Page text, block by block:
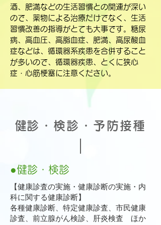
酒、肥満などの生活習慣との関連が深い
ので、薬物による治療だけでなく、生活
習慣改善の指導がとても大事です。糖尿
病、高血圧、高脂血症、肥満、高尿酸血
症などは、循環器系疾患を合併すること
が多いので、循環器疾患、とくに狭心
症・心筋梗塞に注意ください。
​健診・検診・予防接種
●健診・検診
【健康診査の実施・健康診断の実施・内
科に関する健康診断】
各種健康診断、特定健康診査、市民健康
診査、前立腺がん検診、肝炎検査 ほか